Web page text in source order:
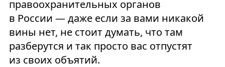
правоохранительных органов
в России — даже если за вами никакой
вины нет, не стоит думать, что там
разберутся и так просто вас отпустят
из своих объятий.